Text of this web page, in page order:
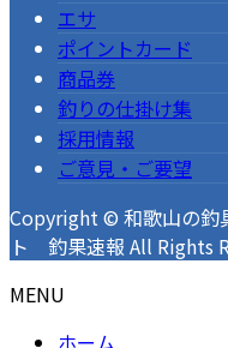
エサ
ポイントカード
商品券
釣りの仕掛け集
採用情報
ご意見・ご要望
Copyright © 和歌山の
ト 釣果速報 All Rights
MENU